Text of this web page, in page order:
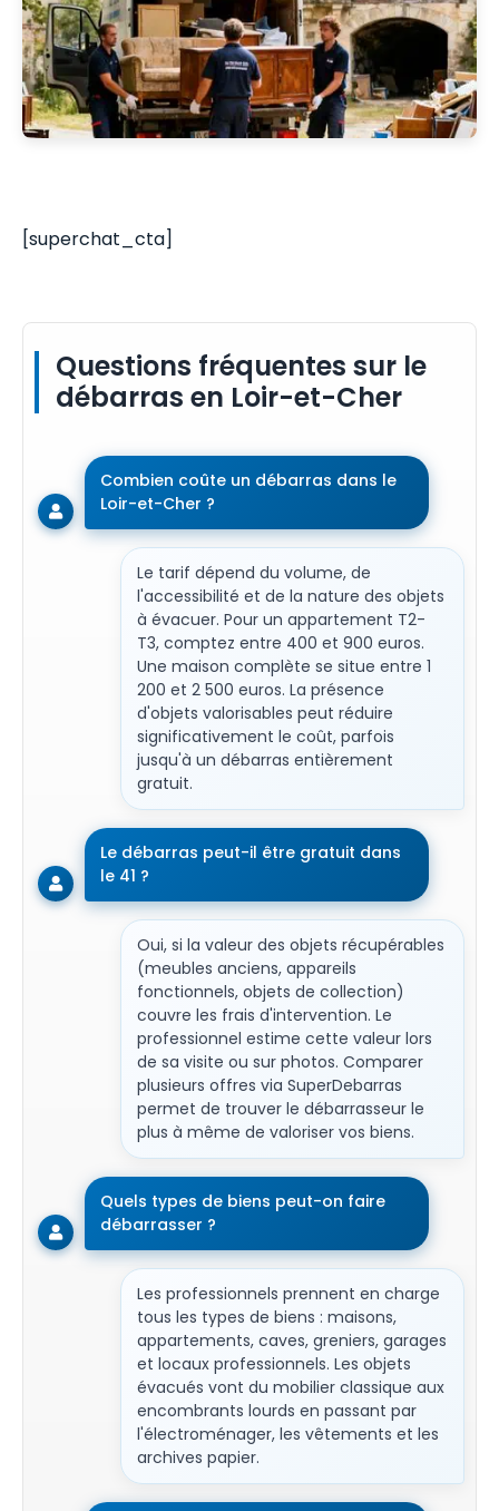
[superchat_cta]
Questions fréquentes sur le
débarras en Loir-et-Cher
Combien coûte un débarras dans le
Loir-et-Cher ?
Le tarif dépend du volume, de
l'accessibilité et de la nature des objets
à évacuer. Pour un appartement T2-
T3, comptez entre 400 et 900 euros.
Une maison complète se situe entre 1
200 et 2 500 euros. La présence
d'objets valorisables peut réduire
significativement le coût, parfois
jusqu'à un débarras entièrement
gratuit.
Le débarras peut-il être gratuit dans
le 41 ?
Oui, si la valeur des objets récupérables
(meubles anciens, appareils
fonctionnels, objets de collection)
couvre les frais d'intervention. Le
professionnel estime cette valeur lors
de sa visite ou sur photos. Comparer
plusieurs offres via SuperDebarras
permet de trouver le débarrasseur le
plus à même de valoriser vos biens.
Quels types de biens peut-on faire
débarrasser ?
Les professionnels prennent en charge
tous les types de biens : maisons,
appartements, caves, greniers, garages
et locaux professionnels. Les objets
évacués vont du mobilier classique aux
encombrants lourds en passant par
l'électroménager, les vêtements et les
archives papier.